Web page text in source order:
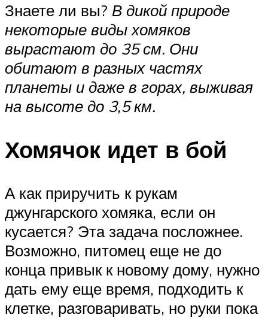
Знаете ли вы? В дикой природе
некоторые виды хомяков
вырастают до 35 см. Они
обитают в разных частях
планеты и даже в горах, выживая
на высоте до 3,5 км.
Хомячок идет в бой
А как приручить к рукам
джунгарского хомяка, если он
кусается? Эта задача посложнее.
Возможно, питомец еще не до
конца привык к новому дому, нужно
дать ему еще время, подходить к
клетке, разговаривать, но руки пока